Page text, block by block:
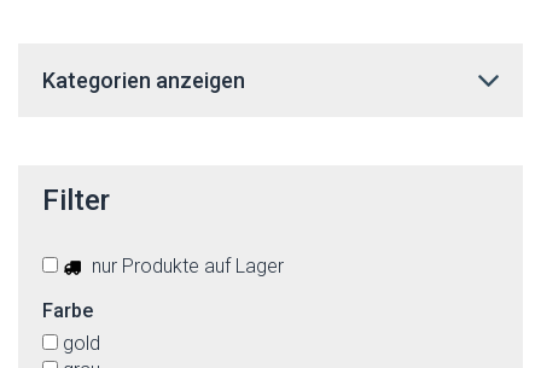
Kategorien anzeigen
Filter
nur Produkte auf Lager
Farbe
gold